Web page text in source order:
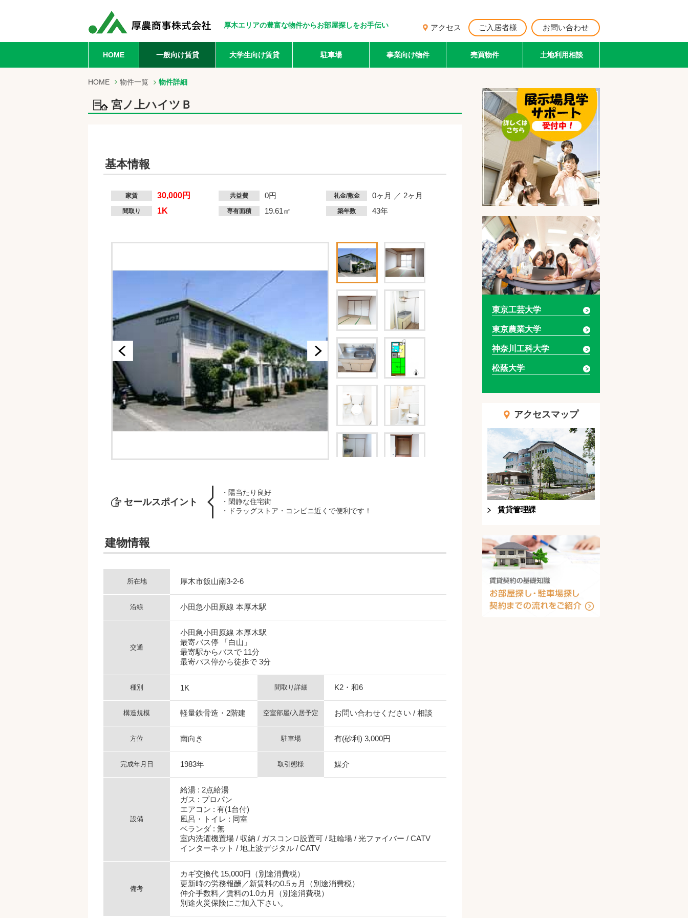
厚木エリアの豊富な物件からお部屋探しをお手伝い
HOME 一般向け賃貸 大学生向け賃貸 駐車場 事業向け物件 売買物件 土地利用相談
アクセス ご入居者様 お問い合わせ
HOME 物件一覧 物件詳細
宮ノ上ハイツＢ
基本情報
家賃 30,000円 共益費 0円 礼金/敷金 0ヶ月 ／ 2ヶ月
間取り 1K 専有面積 19.61㎡ 築年数 43年
セールスポイント
・陽当たり良好
・閑静な住宅街
・ドラッグストア・コンビニ近くで便利です！
建物情報
所在地 厚木市飯山南3-2-6
沿線 小田急小田原線 本厚木駅
交通
小田急小田原線 本厚木駅
最寄バス停 「白山」
最寄駅からバスで 11分
最寄バス停から徒歩で 3分
種別 1K 間取り詳細 K2・和6
構造規模 軽量鉄骨造・2階建 空室部屋/入居予定 お問い合わせください / 相談
方位 南向き 駐車場 有(砂利) 3,000円
完成年月日 1983年 取引態様 媒介
設備
給湯 : 2点給湯
ガス : プロパン
エアコン : 有(1台付)
風呂・トイレ : 同室
ベランダ : 無
室内洗濯機置場 / 収納 / ガスコンロ設置可 / 駐輪場 / 光ファイバー / CATV
インターネット / 地上波デジタル / CATV
備考
カギ交換代 15,000円（別途消費税）
更新時の労務報酬／新賃料の0.5ヵ月（別途消費税）
仲介手数料／賃料の1.0カ月（別途消費税）
別途火災保険にご加入下さい。
東京工芸大学
東京農業大学
神奈川工科大学
松蔭大学
アクセスマップ
賃貸管理課